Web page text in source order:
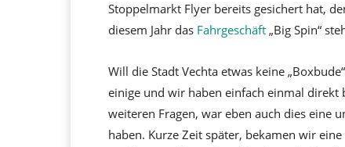
Stoppelmarkt Flyer bereits gesichert hat,
diesem Jahr das Fahrgeschäft „Big Spin“
Will die Stadt Vechta etwas keine
einige und wir haben einfach einmal direkt
weiteren Fragen, war eben auch dies eine
haben. Kurze Zeit später, bekamen wir